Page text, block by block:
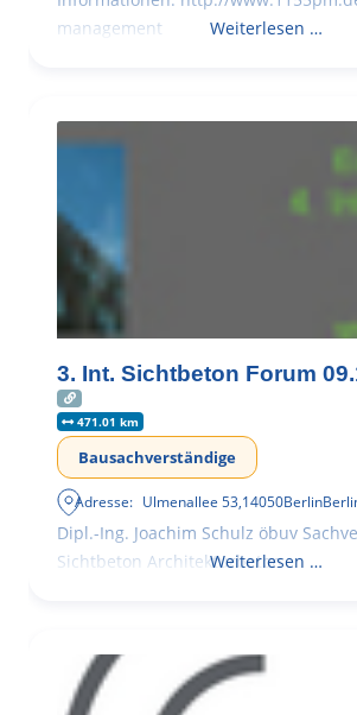
management
Weiterlesen …
3. Int. Sichtbeton Forum
471.01 km
Bausachverständige
Adresse: Ulmenallee 53,14050Berlin
Dipl.-Ing. Joachim Schulz öbuv
Sichtbeton Architekturbeton
Weiterlesen …